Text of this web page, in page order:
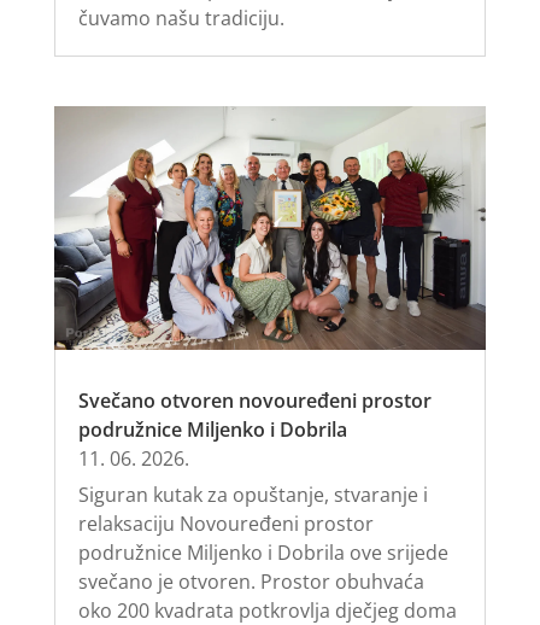
čuvamo našu tradiciju.
Svečano otvoren novouređeni prostor
podružnice Miljenko i Dobrila
11. 06. 2026.
Siguran kutak za opuštanje, stvaranje i
relaksaciju Novouređeni prostor
podružnice Miljenko i Dobrila ove srijede
svečano je otvoren. Prostor obuhvaća
oko 200 kvadrata potkrovlja dječjeg doma